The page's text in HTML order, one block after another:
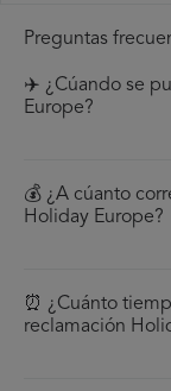
Preguntas
✈️ ¿Cúando se
Europe?
💰 ¿A cúanto
Holiday Europe?
⏰ ¿Cuánto
reclamación